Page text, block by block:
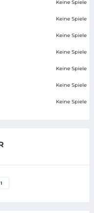
Keine Spiele
Keine Spiele
Keine Spiele
Keine Spiele
Keine Spiele
Keine Spiele
Keine Spiele